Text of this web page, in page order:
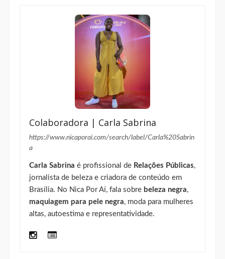
Colaboradora | Carla Sabrina
https://www.nicaporai.com/search/label/Carla%20Sabrin
a
Carla Sabrina é profissional de Relações Públicas,
jornalista de beleza e criadora de conteúdo em
Brasília. No Nica Por Aí, fala sobre beleza negra,
maquiagem para pele negra, moda para mulheres
altas, autoestima e representatividade.